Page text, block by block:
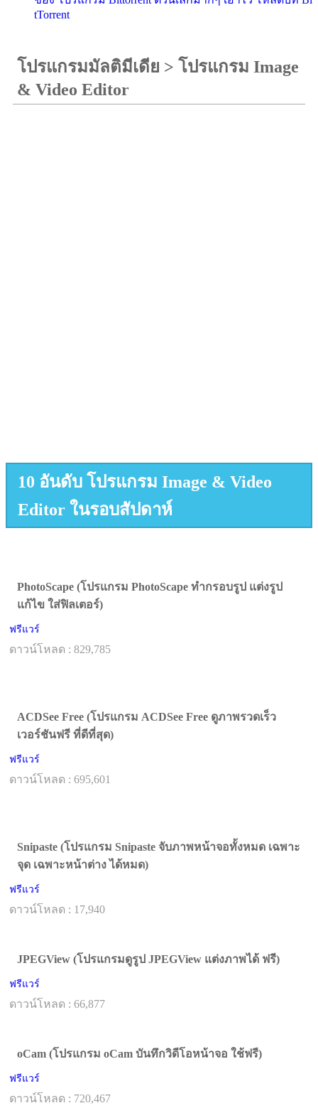
tTorrent
โปรแกรมมัลติมีเดีย > โปรแกรม Image
& Video Editor
10 อันดับ โปรแกรม Image & Video
Editor ในรอบสัปดาห์
PhotoScape (โปรแกรม PhotoScape ทำกรอบรูป แต่งรูป
แก้ไข ใส่ฟิลเตอร์)
ฟรีแวร์
ดาวน์โหลด : 829,785
ACDSee Free (โปรแกรม ACDSee Free ดูภาพรวดเร็ว
เวอร์ชันฟรี ที่ดีที่สุด)
ฟรีแวร์
ดาวน์โหลด : 695,601
Snipaste (โปรแกรม Snipaste จับภาพหน้าจอทั้งหมด เฉพาะ
จุด เฉพาะหน้าต่าง ได้หมด)
ฟรีแวร์
ดาวน์โหลด : 17,940
JPEGView (โปรแกรมดูรูป JPEGView แต่งภาพได้ ฟรี)
ฟรีแวร์
ดาวน์โหลด : 66,877
oCam (โปรแกรม oCam บันทึกวิดีโอหน้าจอ ใช้ฟรี)
ฟรีแวร์
ดาวน์โหลด : 720,467